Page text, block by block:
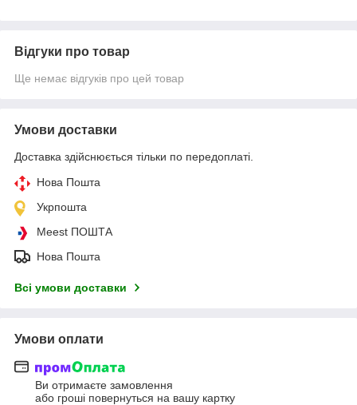
Відгуки про товар
Ще немає відгуків про цей товар
Умови доставки
Доставка здійснюється тільки по передоплаті.
Нова Пошта
Укрпошта
Meest ПОШТА
Нова Пошта
Всі умови доставки
Умови оплати
Ви отримаєте замовлення
або гроші повернуться на вашу картку